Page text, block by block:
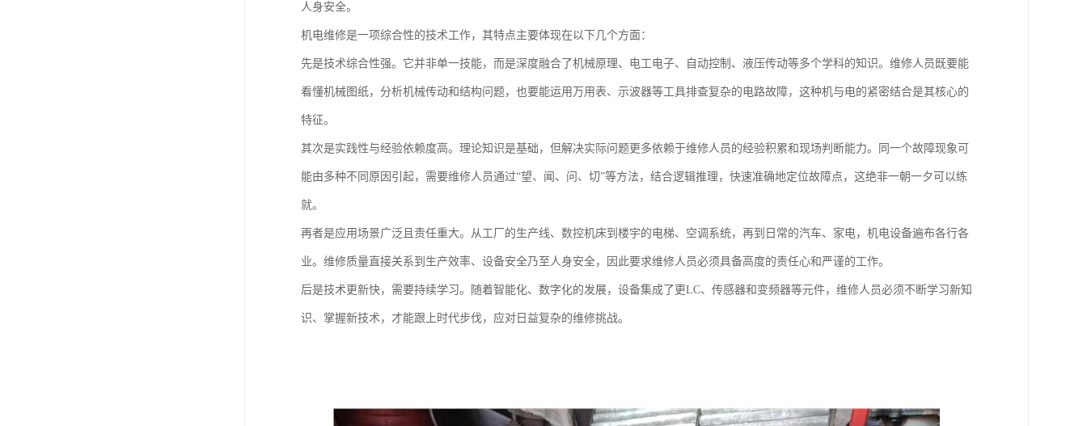
人身安全。
机电维修是一项综合性的技术工作，其特点主要体现在以下几个方面：
先是技术综合性强。它并非单一技能，而是深度融合了机械原理、电工电子、自动控制、液压传动等多个学科的知识。维修人员既要能
看懂机械图纸，分析机械传动和结构问题，也要能运用万用表、示波器等工具排查复杂的电路故障，这种机与电的紧密结合是其核心的
特征。
其次是实践性与经验依赖度高。理论知识是基础，但解决实际问题更多依赖于维修人员的经验积累和现场判断能力。同一个故障现象可
能由多种不同原因引起，需要维修人员通过“望、闻、问、切”等方法，结合逻辑推理，快速准确地定位故障点，这绝非一朝一夕可以练
就。
再者是应用场景广泛且责任重大。从工厂的生产线、数控机床到楼宇的电梯、空调系统，再到日常的汽车、家电，机电设备遍布各行各
业。维修质量直接关系到生产效率、设备安全乃至人身安全，因此要求维修人员必须具备高度的责任心和严谨的工作。
后是技术更新快，需要持续学习。随着智能化、数字化的发展，设备集成了更LC、传感器和变频器等元件，维修人员必须不断学习新知
识、掌握新技术，才能跟上时代步伐，应对日益复杂的维修挑战。